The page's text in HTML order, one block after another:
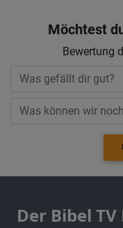
Möchtest
Bewertung
Der Bibel